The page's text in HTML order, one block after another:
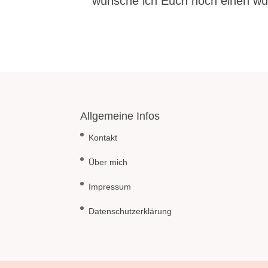
Allgemeine Infos
Kontakt
Über mich
Impressum
Datenschutzerklärung